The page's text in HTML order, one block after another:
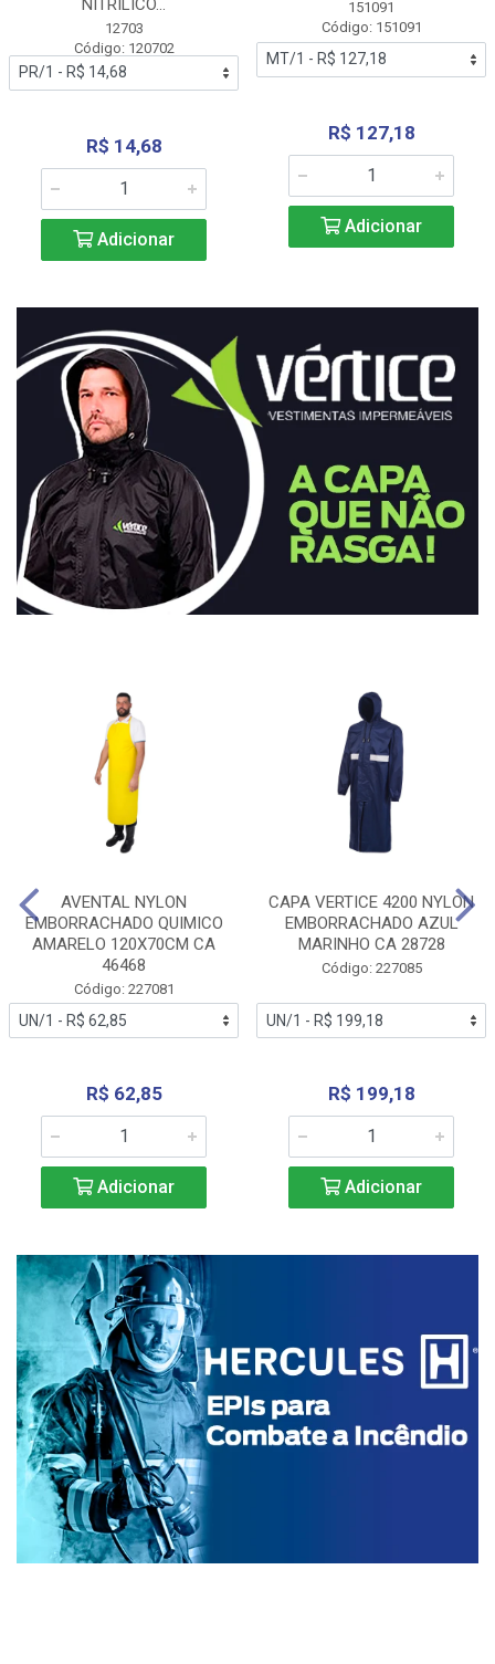
NITRÍLICO...
12703
Código: 120702
R$ 14,68
Adicionar
151091
Código: 151091
R$ 127,18
Adicionar
AVENTAL NYLON
EMBORRACHADO QUIMICO
AMARELO 120X70CM CA
46468
Código: 227081
R$ 62,85
Adicionar
CAPA VERTICE 4200 NYLON
EMBORRACHADO AZUL
MARINHO CA 28728
Código: 227085
R$ 199,18
Adicionar